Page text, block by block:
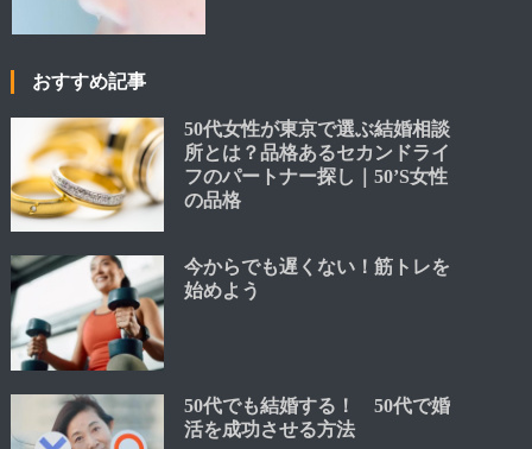
おすすめ記事
50代女性が東京で選ぶ結婚相談
所とは？品格あるセカンドライ
フのパートナー探し｜50’S女性
の品格
今からでも遅くない！筋トレを
始めよう
50代でも結婚する！ 50代で婚
活を成功させる方法